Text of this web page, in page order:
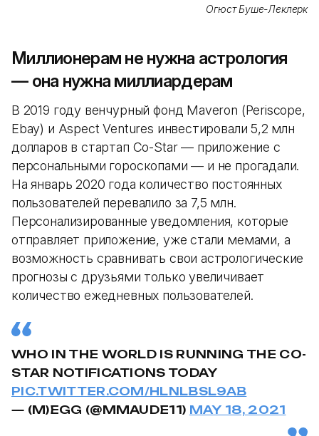
Огюст Буше-Леклерк
Миллионерам не нужна астрология
— она нужна миллиардерам
В 2019 году венчурный фонд Maveron (Periscope,
Ebay) и Aspect Ventures инвестировали 5,2 млн
долларов в стартап Co-Star — приложение с
персональными гороскопами — и не прогадали.
На январь 2020 года количество постоянных
пользователей перевалило за 7,5 млн.
Персонализированные уведомления, которые
отправляет приложение, уже стали мемами, а
возможность сравнивать свои астрологические
прогнозы с друзьями только увеличивает
количество ежедневных пользователей.
WHO IN THE WORLD IS RUNNING THE CO-
STAR NOTIFICATIONS TODAY
PIC.TWITTER.COM/HLNLBSL9AB
— (M)EGG (@MMAUDE11) MAY 18, 2021